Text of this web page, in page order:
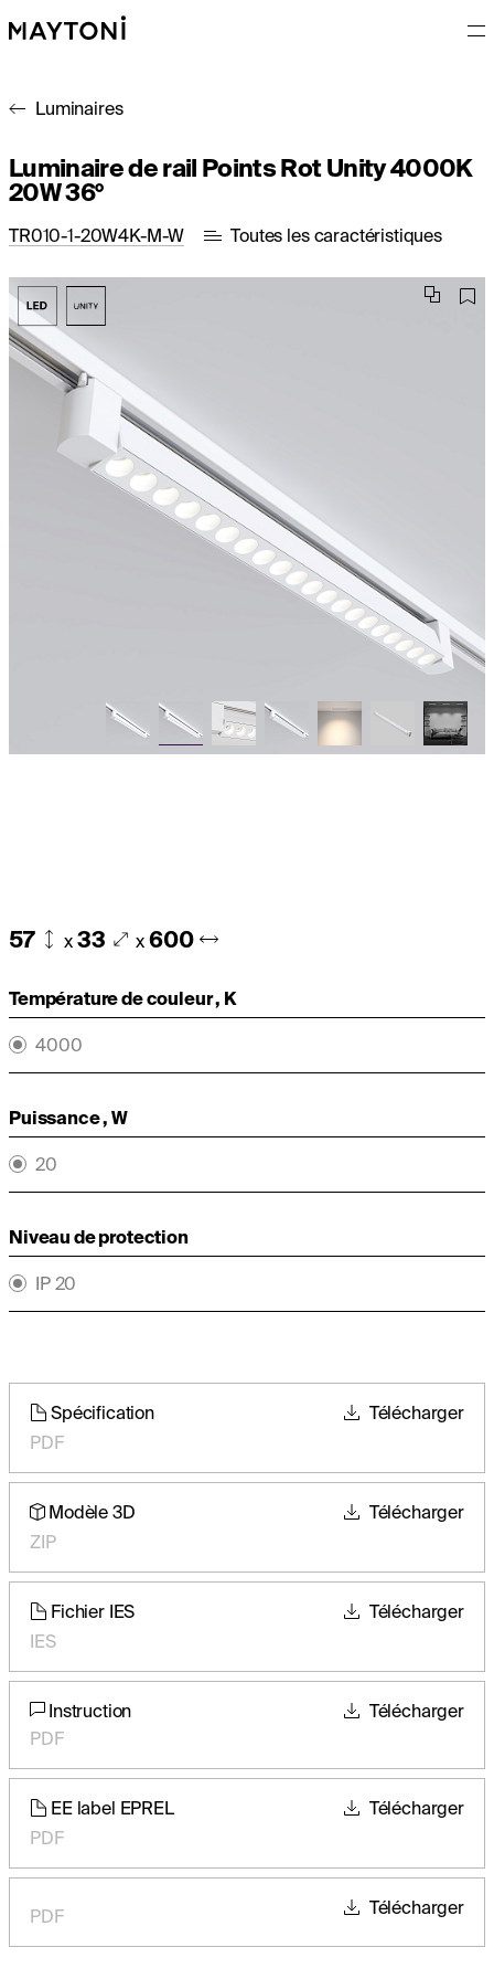
Luminaires
Luminaire de rail Points Rot Unity 4000K
20W 36°
TR010-1-20W4K-M-W Toutes les caractéristiques
57 x33 x600
Température de couleur , K
4000
Puissance , W
20
Niveau de protection
IP 20
Spécification
PDF
Télécharger
Modèle 3D
ZIP
Télécharger
Fichier IES
IES
Télécharger
Instruction
PDF
Télécharger
EE label EPREL
PDF
Télécharger
PDF Télécharger